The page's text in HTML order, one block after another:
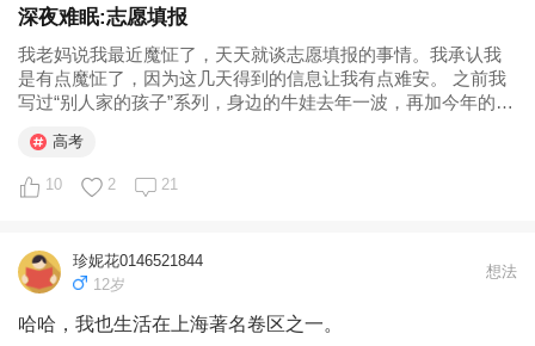
深夜难眠:志愿填报
我老妈说我最近魔怔了，天天就谈志愿填报的事情。我承认我
是有点魔怔了，因为这几天得到的信息让我有点难安。 之前我
写过“别人家的孩子”系列，身边的牛娃去年一波，再加今年的最
高考
10 2 21
珍妮花0146521844
12岁
想法
哈哈，我也生活在上海著名卷区之一。